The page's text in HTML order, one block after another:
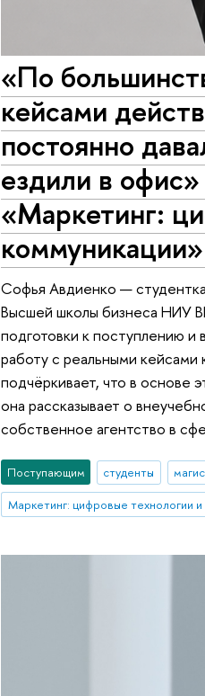
«По
кейсами
постоянно
ездили в
«Маркетинг:
Софья Авдиенко —
Высшей школы бизнеса НИУ
подготовки к поступлению
работу с реальными
подчёркивает, что в основе
она рассказывает о
собственное агентство в
Поступающим студенты